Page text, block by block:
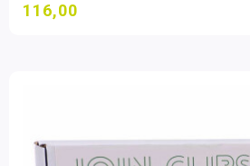
116,00